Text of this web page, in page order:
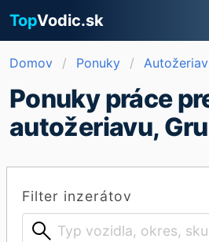
TopVodic.sk
Domov Ponuky Autožeriav
Ponuky práce
autožeriavu,
Filter inzerátov